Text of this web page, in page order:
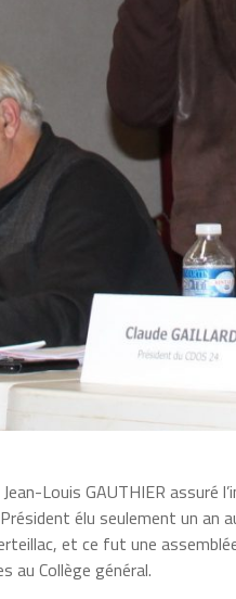
Louis GAUTHIER assuré
élu seulement un an
et ce fut une
au Collège général.